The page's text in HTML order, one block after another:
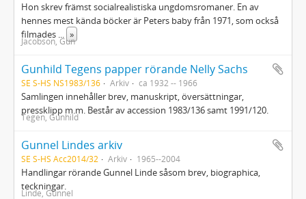
Hon skrev främst socialrealistiska ungdomsromaner. En av
hennes mest kända böcker är Peters baby från 1971, som också
filmades ... »
Jacobson, Gun
Gunhild Tegens papper rörande Nelly Sachs
SE S-HS NS1983/136 Arkiv ca 1932 -- 1966
Samlingen innehåller brev, manuskript, översättningar,
pressklipp m.m. Består av accession 1983/136 samt 1991/120.
Tegen, Gunhild
Gunnel Lindes arkiv
SE S-HS Acc2014/32 Arkiv 1965--2004
Handlingar rörande Gunnel Linde såsom brev, biographica,
teckningar.
Linde, Gunnel